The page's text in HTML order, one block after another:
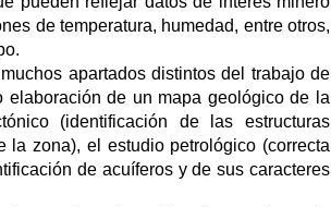
de temperatura, humedad, entre otros,
apartados distintos del trabajo de
elaboración de un mapa geológico de la
(identificación de las estructuras
zona), el estudio petrológico (correcta
de acuíferos y de sus caracteres